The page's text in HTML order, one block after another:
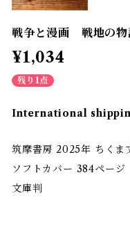
戦争と漫画 戦地の物
¥1,034
残り1点
International
筑摩書房 2025年 ちくま
ソフトカバー 384ページ
文庫判